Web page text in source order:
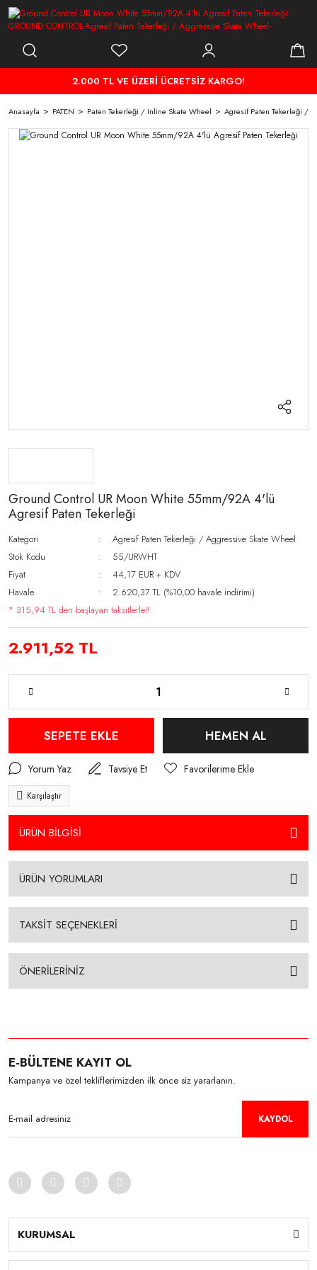
2.000 TL VE ÜZERİ ÜCRETSİZ KARGO!
Anasayfa PATEN Paten Tekerleği / Inline Skate Wheel Agresif Paten Tekerleği /
Ground Control UR Moon White 55mm/92A 4'lü
Agresif Paten Tekerleği
Kategori
Agresif Paten Tekerleği / Aggressive Skate Wheel
Stok Kodu
55/URWHT
Fiyat
44,17 EUR + KDV
Havale
2.620,37 TL (%10,00 havale indirimi)
* 315,94 TL den başlayan taksitlerle!!
2.911,52 TL
SEPETE EKLE HEMEN AL
Yorum Yaz Tavsiye Et
Karşılaştır
ÜRÜN BİLGİSİ
ÜRÜN YORUMLARI
TAKSİT SEÇENEKLERİ
ÖNERİLERİNİZ
E-BÜLTENE KAYIT OL
Kampanya ve özel tekliflerimizden ilk önce siz yararlanın.
KAYDOL
KURUMSAL